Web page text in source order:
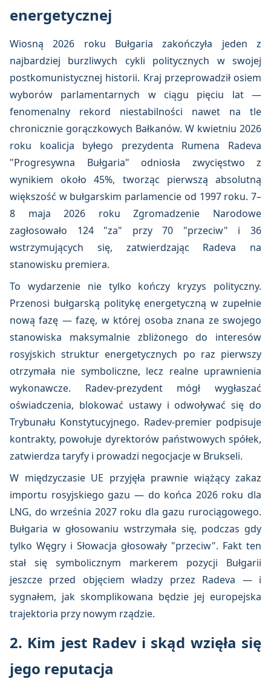
energetycznej
Wiosną 2026 roku Bułgaria zakończyła jeden z
najbardziej burzliwych cykli politycznych w swojej
postkomunistycznej historii. Kraj przeprowadził osiem
wyborów parlamentarnych w ciągu pięciu lat —
fenomenalny rekord niestabilności nawet na tle
chronicznie gorączkowych Bałkanów. W kwietniu 2026
roku koalicja byłego prezydenta Rumena Radeva
"Progresywna Bułgaria" odniosła zwycięstwo z
wynikiem około 45%, tworząc pierwszą absolutną
większość w bułgarskim parlamencie od 1997 roku. 7–
8 maja 2026 roku Zgromadzenie Narodowe
zagłosowało 124 "za" przy 70 "przeciw" i 36
wstrzymujących się, zatwierdzając Radeva na
stanowisku premiera.
To wydarzenie nie tylko kończy kryzys polityczny.
Przenosi bułgarską politykę energetyczną w zupełnie
nową fazę — fazę, w której osoba znana ze swojego
stanowiska maksymalnie zbliżonego do interesów
rosyjskich struktur energetycznych po raz pierwszy
otrzymała nie symboliczne, lecz realne uprawnienia
wykonawcze. Radev-prezydent mógł wygłaszać
oświadczenia, blokować ustawy i odwoływać się do
Trybunału Konstytucyjnego. Radev-premier podpisuje
kontrakty, powołuje dyrektorów państwowych spółek,
zatwierdza taryfy i prowadzi negocjacje w Brukseli.
W międzyczasie UE przyjęła prawnie wiążący zakaz
importu rosyjskiego gazu — do końca 2026 roku dla
LNG, do września 2027 roku dla gazu rurociągowego.
Bułgaria w głosowaniu wstrzymała się, podczas gdy
tylko Węgry i Słowacja głosowały "przeciw". Fakt ten
stał się symbolicznym markerem pozycji Bułgarii
jeszcze przed objęciem władzy przez Radeva — i
sygnałem, jak skomplikowana będzie jej europejska
trajektoria przy nowym rządzie.
2. Kim jest Radev i skąd wzięła się
jego reputacja